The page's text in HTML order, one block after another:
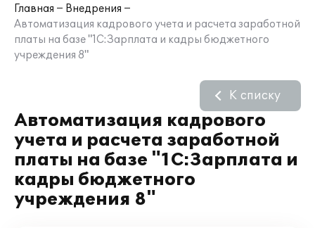
Главная
Внедрения
Автоматизация кадрового учета и расчета заработной
платы на базе "1С:Зарплата и кадры бюджетного
учреждения 8"
Автоматизация кадрового
учета и расчета заработной
платы на базе "1С:Зарплата и
кадры бюджетного
учреждения 8"
К списку